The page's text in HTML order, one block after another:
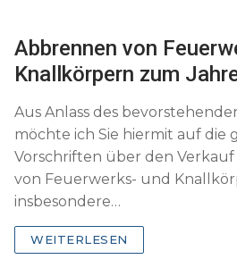
Abbrennen von
Knallkörpern zum
Aus Anlass des
möchte ich Sie hiermit auf die
Vorschriften über den
von Feuerwerks- und
insbesondere…
WEITERLESEN